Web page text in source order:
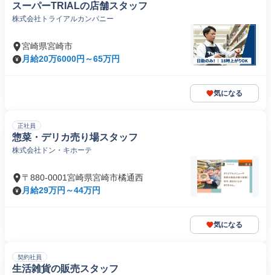
スーパーTRIALの店舗スタッフ
株式会社トライアルカンパニー
宮崎県宮崎市
月給20万6000円～65万円
気になる
正社員
惣菜・デリカ売り場スタッフ
株式会社ドン・キホーテ
〒880-0001宮崎県宮崎市橘通西
月給29万円～44万円
気になる
契約社員
生活雑貨の販売スタッフ